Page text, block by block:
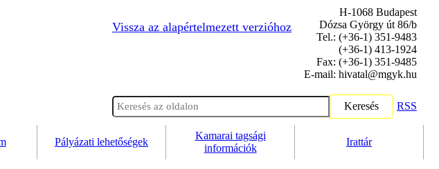
Vissza az alapértelmezett verzióhoz
H-1068 Budapest
Dózsa György út 86/b
Tel.: (+36-1) 351-9483
(+36-1) 413-1924
Fax: (+36-1) 351-9485
E-mail: hivatal@mgyk.hu
Keresés RSS
Pályázati lehetőségek
Kamarai tagsági
információk
Irattár